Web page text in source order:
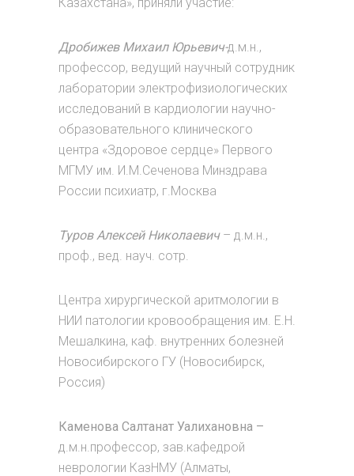
Дробижев Михаил Юрьевич-д.м.н.,
профессор, ведущий научный сотрудник
лаборатории электрофизиологических
исследований в кардиологии научно-
образовательного клинического
центра «Здоровое сердце» Первого
МГМУ им. И.М.Сеченова Минздрава
России психиатр, г.Москва
Туров Алексей Николаевич – д.м.н.,
проф., вед. науч. сотр.
Центра хирургической аритмологии в
НИИ патологии кровообращения им. Е.Н.
Мешалкина, каф. внутренних болезней
Новосибирского ГУ (Новосибирск,
Россия)
Каменова Салтанат Уалихановна –
д.м.н.профессор, зав.кафедрой
неврологии КазНМУ (Алматы,